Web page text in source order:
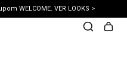
WELCOME. VER LOOKS >
APROVEITAR >